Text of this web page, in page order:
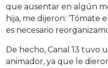
que ausentar en algún
hija, me dijeron: ‘Tómate
es necesario
De hecho, Canal 13 tuvo
animador, ya que le